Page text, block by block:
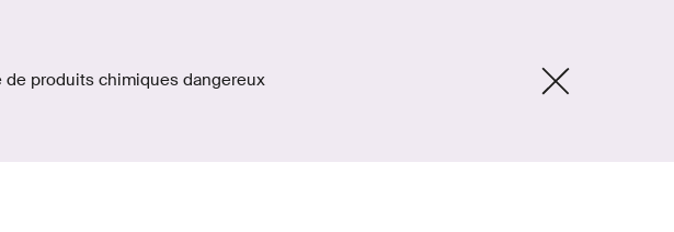
produits chimiques dangereux